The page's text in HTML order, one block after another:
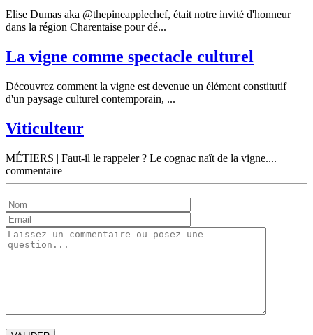
Elise Dumas aka @thepineapplechef, était notre invité d'honneur
dans la région Charentaise pour dé...
La vigne comme spectacle culturel
Découvrez comment la vigne est devenue un élément constitutif
d'un paysage culturel contemporain, ...
Viticulteur
MÉTIERS | Faut-il le rappeler ? Le cognac naît de la vigne....
commentaire